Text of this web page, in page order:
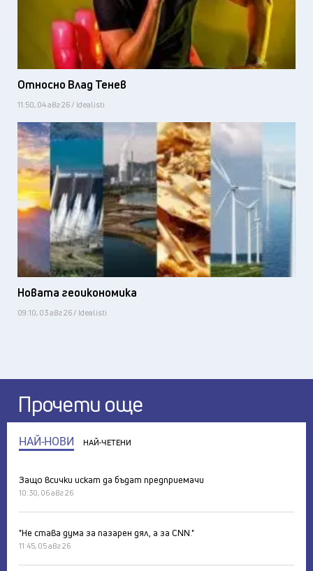
Относно Влад Тенев
11:50, 04 авг 26 / Idealisti
Новата геоикономика
09:10, 03 авг 26 / Idealisti
Прочети още
НАЙ-НОВИ НАЙ-ЧЕТЕНИ
Защо всички искат да бъдат предприемачи
10:30, 06 авг 26
"Не става дума за пазарен дял, а за CNN."
11:45, 05 авг 26